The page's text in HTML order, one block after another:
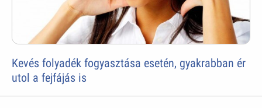
Kevés folyadék fogyasztása esetén, gyakrabban ér
utol a fejfájás is